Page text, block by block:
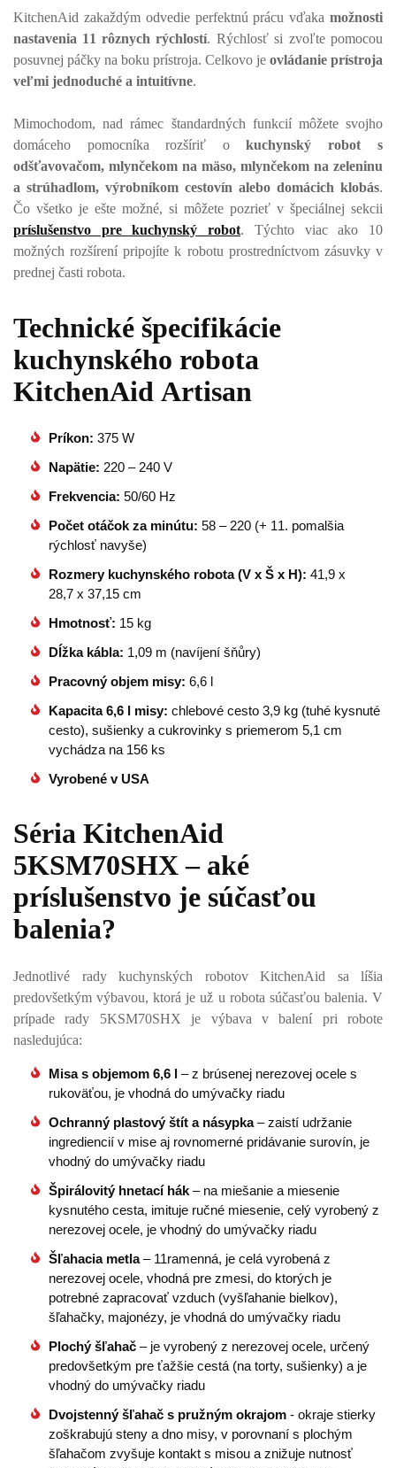
KitchenAid zakaždým odvedie perfektnú prácu vďaka možnosti
nastavenia 11 rôznych rýchlostí. Rýchlosť si zvoľte pomocou
posuvnej páčky na boku prístroja. Celkovo je ovládanie prístroja
veľmi jednoduché a intuitívne.
Mimochodom, nad rámec štandardných funkcií môžete svojho
domáceho pomocníka rozšíriť o kuchynský robot s
odšťavovačom, mlynčekom na mäso, mlynčekom na zeleninu
a strúhadlom, výrobníkom cestovín alebo domácich klobás.
Čo všetko je ešte možné, si môžete pozrieť v špeciálnej sekcii
príslušenstvo pre kuchynský robot. Týchto viac ako 10
možných rozšírení pripojíte k robotu prostredníctvom zásuvky v
prednej časti robota.
Technické špecifikácie
kuchynského robota
KitchenAid Artisan
Príkon: 375 W
Napätie: 220 – 240 V
Frekvencia: 50/60 Hz
Počet otáčok za minútu: 58 – 220 (+ 11. pomalšia
rýchlosť navyše)
Rozmery kuchynského robota (V x Š x H): 41,9 x
28,7 x 37,15 cm
Hmotnosť: 15 kg
Dĺžka kábla: 1,09 m (navíjení šňůry)
Pracovný objem misy: 6,6 l
Kapacita 6,6 l misy: chlebové cesto 3,9 kg (tuhé kysnuté
cesto), sušienky a cukrovinky s priemerom 5,1 cm
vychádza na 156 ks
Vyrobené v USA
Séria KitchenAid
5KSM70SHX – aké
príslušenstvo je súčasťou
balenia?
Jednotlivé rady kuchynských robotov KitchenAid sa líšia
predovšetkým výbavou, ktorá je už u robota súčasťou balenia. V
prípade rady 5KSM70SHX je výbava v balení pri robote
nasledujúca:
Misa s objemom 6,6 l – z brúsenej nerezovej ocele s
rukoväťou, je vhodná do umývačky riadu
Ochranný plastový štít a násypka– zaistí udržanie
ingrediencií v mise aj rovnomerné pridávanie surovín, je
vhodný do umývačky riadu
Špirálovitý hnetací hák – na miešanie a miesenie
kysnutého cesta, imituje ručné miesenie, celý vyrobený z
nerezovej ocele, je vhodný do umývačky riadu
Šľahacia metla– 11ramenná, je celá vyrobená z
nerezovej ocele, vhodná pre zmesi, do ktorých je
potrebné zapracovať vzduch (vyšľahanie bielkov),
šľahačky, majonézy, je vhodná do umývačky riadu
Plochý šľahač – je vyrobený z nerezovej ocele, určený
predovšetkým pre ťažšie cestá (na torty, sušienky) a je
vhodný do umývačky riadu
Dvojstenný šľahač s pružným okrajom - okraje stierky
zoškrabujú steny a dno misy, v porovnaní s plochým
šľahačom zvyšuje kontakt s misou a znižuje nutnosť